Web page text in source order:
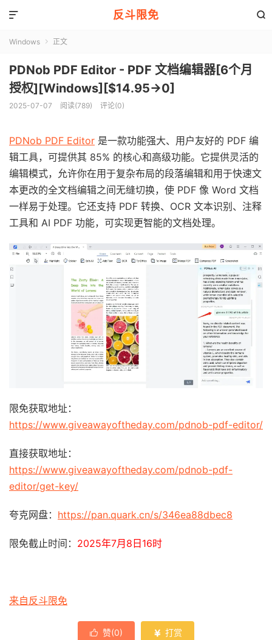
反斗限免 

Windows  正文
PDNob PDF Editor - PDF 文档编辑器[6个月
授权][Windows][$14.95→0]
2025-07-07 阅读(789) 评论(0)
PDNob PDF Editor 是一款功能强大、用户友好的 PDF 编
辑工具，可提供其 85% 的核心和高级功能。它提供灵活的
编辑模式，允许你在用于复杂布局的段落编辑和用于快速文
本更改的全文档编辑之间无缝切换，使 PDF 像 Word 文档
一样易于处理。它还支持 PDF 转换、OCR 文本识别、注释
工具和 AI PDF 功能，可实现更智能的文档处理。
限免获取地址：
https://www.giveawayoftheday.com/pdnob-pdf-editor/
直接获取地址：
https://www.giveawayoftheday.com/pdnob-pdf-
editor/get-key/
夸克网盘： https://pan.quark.cn/s/346ea88dbec8
限免截止时间： 2025年7月8日16时
来自反斗限免
 赞(0)  打赏